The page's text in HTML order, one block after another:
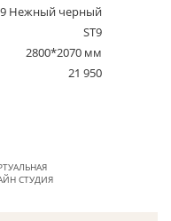
Нежный черный
ST9
2800*2070 мм
21 950
СТУДИЯ